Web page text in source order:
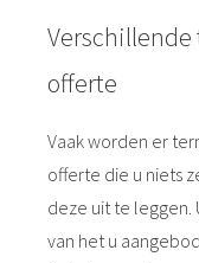
offerte
Vaak worden er
offerte die u niets
deze uit te leggen.
van het u